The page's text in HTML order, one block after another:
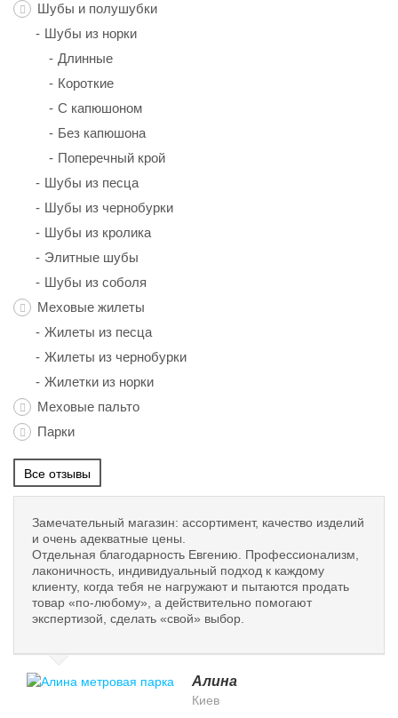
Шубы и полушубки
Шубы из норки
Длинные
Короткие
С капюшоном
Без капюшона
Поперечный крой
Шубы из песца
Шубы из чернобурки
Шубы из кролика
Элитные шубы
Шубы из соболя
Меховые жилеты
Жилеты из песца
Жилеты из чернобурки
Жилетки из норки
Меховые пальто
Парки
Все отзывы
Замечательный магазин: ассортимент, качество изделий
и очень адекватные цены.
Отдельная благодарность Евгению. Профессионализм,
лаконичность, индивидуальный подход к каждому
клиенту, когда тебя не нагружают и пытаются продать
товар «по-любому», а действительно помогают
экспертизой, сделать «свой» выбор.
Алина
Киев